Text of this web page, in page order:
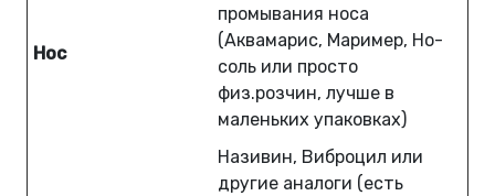
Нос
промывания носа
(Аквамарис, Маример, Но-
соль или просто
физ.розчин, лучше в
маленьких упаковках)
Називин, Виброцил или
другие аналоги (есть